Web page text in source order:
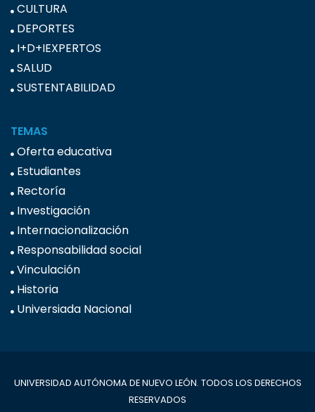
CULTURA
DEPORTES
I+D+IEXPERTOS
SALUD
SUSTENTABILIDAD
TEMAS
Oferta educativa
Estudiantes
Rectoría
Investigación
Internacionalización
Responsabilidad social
Vinculación
Historia
Universiada Nacional
UNIVERSIDAD AUTÓNOMA DE NUEVO LEÓN. TODOS LOS DERECHOS
RESERVADOS